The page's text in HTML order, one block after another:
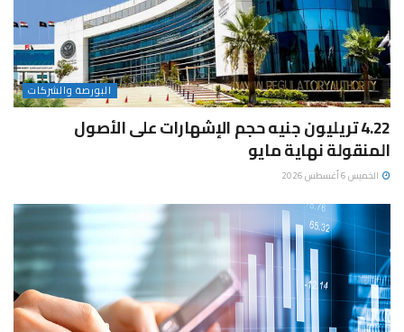
البورصة والشركات
4.22 تريليون جنيه حجم الإشهارات على الأصول
المنقولة نهاية مايو
الخميس 6 أغسطس 2026